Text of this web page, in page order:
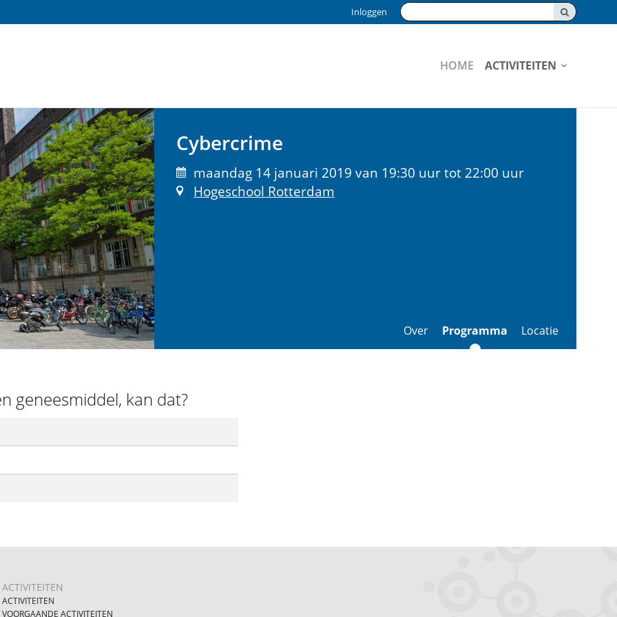
Zoeken:
Inloggen
HOME ACTIVITEITEN
Cybercrime
maandag 14 januari 2019 van 19:30 uur tot 22:00 uur
Hogeschool Rotterdam
Over Programma Locatie
geneesmiddel, kan dat?
ACTIVITEITEN
ACTIVITEITEN
VOORGAANDE ACTIVITEITEN